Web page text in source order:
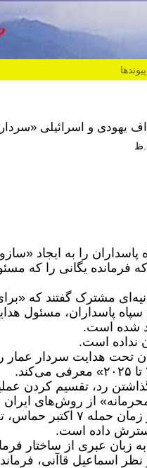
پیوندها
یهودی و اسرائیلی
را به ایجاد
فرمانده یگانی را که
۱۱۰۰۰ نیروی قدس سپاه
شده است.
نداده است.
تحت هدایت سردار عمار
رد، تقسیم کردن
از روش‌های ایران
این بیانیه ایران را متهم
داده است.
به زبان عبری از ساختار
اسماعیل قاآنی،